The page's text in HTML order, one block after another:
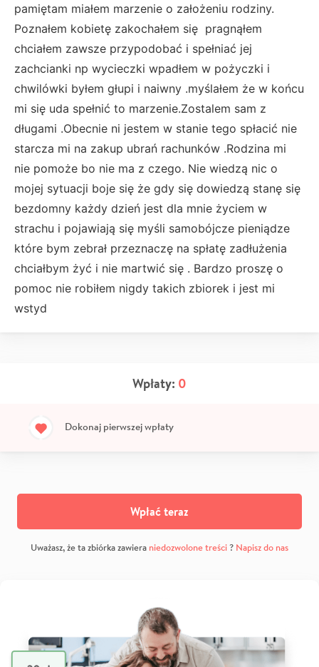
pamiętam miałem marzenie o założeniu rodziny.
Poznałem kobietę zakochałem się pragnąłem
chciałem zawsze przypodobać i spełniać jej
zachcianki np wycieczki wpadłem w pożyczki i
chwilówki byłem głupi i naiwny .myślałem że w końcu
mi się uda spełnić to marzenie.Zostalem sam z
długami .Obecnie ni jestem w stanie tego spłacić nie
starcza mi na zakup ubrań rachunków .Rodzina mi
nie pomoże bo nie ma z czego. Nie wiedzą nic o
mojej sytuacji boje się że gdy się dowiedzą stanę się
bezdomny każdy dzień jest dla mnie życiem w
strachu i pojawiają się myśli samobójcze pieniądze
które bym zebrał przeznaczę na spłatę zadłużenia
chciałbym żyć i nie martwić się . Bardzo proszę o
pomoc nie robiłem nigdy takich zbiorek i jest mi
wstyd
Wpłaty: 0
Dokonaj pierwszej wpłaty
Wpłać teraz
Uważasz, że ta zbiórka zawiera niedozwolone treści? Napisz do nas